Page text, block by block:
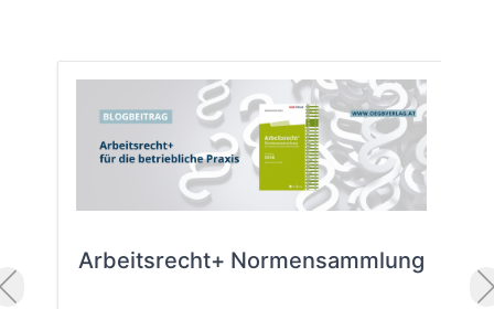
Arbeitsrecht+ Normensammlung